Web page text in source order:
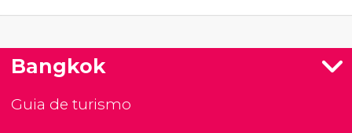
Bangkok
Guia de turismo